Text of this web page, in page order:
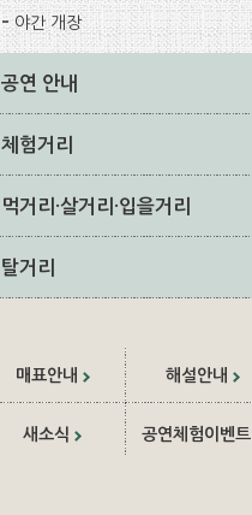
야간 개장
공연 안내
체험거리
먹거리·살거리·입을거리
탈거리
매표안내 해설안내
새소식 공연체험이벤트